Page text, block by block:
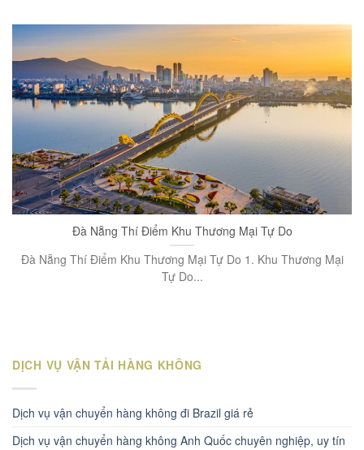
Đà Nẵng Thí Điểm Khu Thương Mại Tự Do
Đà Nẵng Thí Điểm Khu Thương Mại Tự Do 1. Khu Thương Mại
Tự Do...
DỊCH VỤ VẬN TẢI HÀNG KHÔNG
Dịch vụ vận chuyển hàng không đi Brazil giá rẻ
Dịch vụ vận chuyển hàng không Anh Quốc chuyên nghiệp, uy tín